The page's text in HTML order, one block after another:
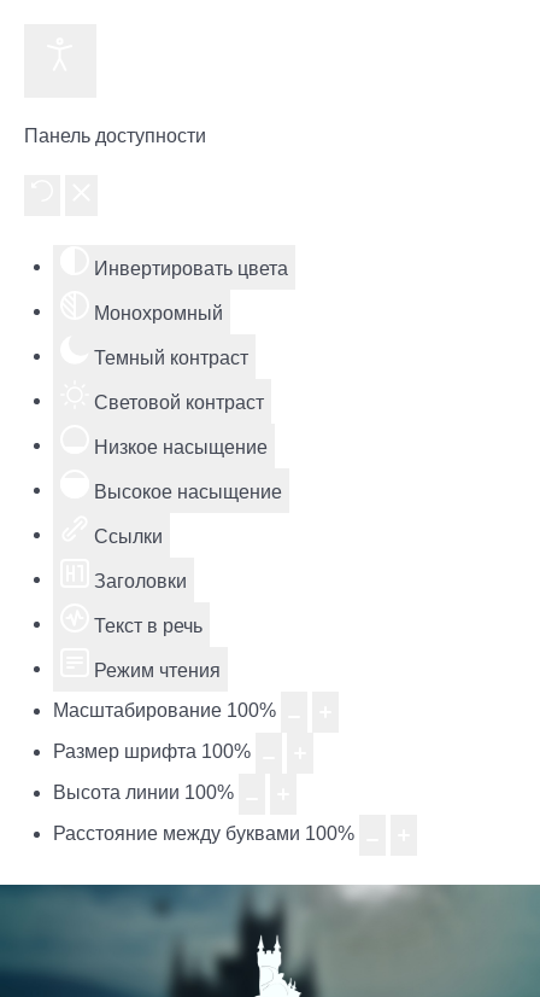
Панель доступности
Инвертировать цвета
Монохромный
Темный контраст
Световой контраст
Низкое насыщение
Высокое насыщение
Ссылки
Заголовки
Текст в речь
Режим чтения
Масштабирование 100%
Размер шрифта 100%
Высота линии 100%
Расстояние между буквами 100%